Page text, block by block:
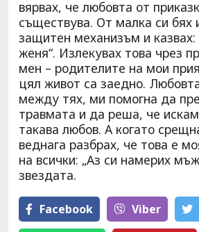
вярвах, че любовта от
съществува. От малка си бях
защитен механизъм и
женя“. Излекувах това чрез
мен – родителите на мои
цял живот са заедно.
между тях, ми помогна да
травмата и да реша, че
такава любов. А когато
веднага разбрах, че това е
на всички: „Аз си намерих
звездата.
Facebook Viber